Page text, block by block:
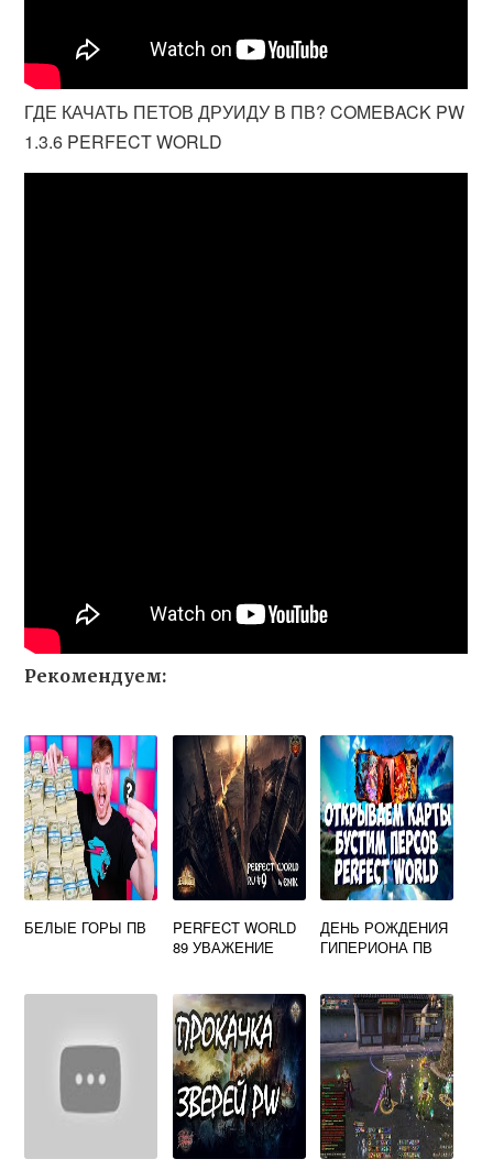
ГДЕ КАЧАТЬ ПЕТОВ ДРУИДУ В ПВ? COMEBACK PW
1.3.6 PERFECT WORLD
Рекомендуем:
БЕЛЫЕ ГОРЫ ПВ
PERFECT WORLD
89 УВАЖЕНИЕ
ДЕНЬ РОЖДЕНИЯ
ГИПЕРИОНА ПВ